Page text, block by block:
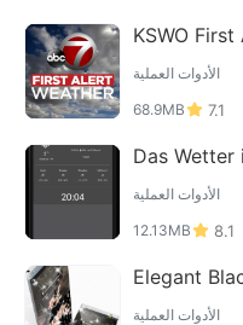
KSWO
الأدوات العملية
68.9MB
7.1
Das Wetter
الأدوات العملية
12.13MB
8.1
Elegant
الأدوات العملية